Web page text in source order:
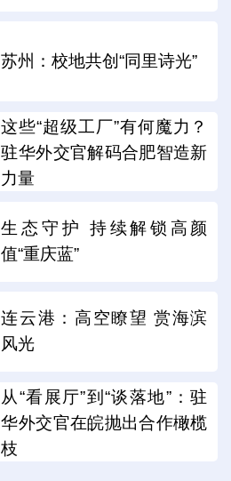
苏州：校地共创“同里诗光”
这些“超级工厂”有何魔力？
驻华外交官解码合肥智造新
力量
生态守护 持续解锁高颜
值“重庆蓝”
连云港：高空瞭望 赏海滨
风光
从“看展厅”到“谈落地”：驻
华外交官在皖抛出合作橄榄
枝